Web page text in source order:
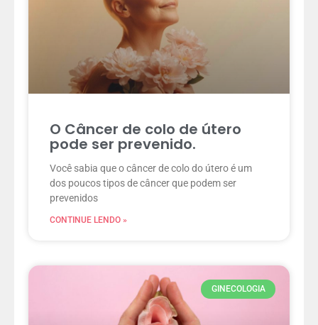
O Câncer de colo de útero
pode ser prevenido.
Você sabia que o câncer de colo do útero é um
dos poucos tipos de câncer que podem ser
prevenidos
CONTINUE LENDO »
GINECOLOGIA